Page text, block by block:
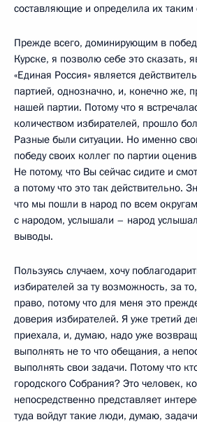
составляющие и определила их
Прежде всего, доминирующим в
Курске, я позволю себе это сказать,
«Единая Россия» является
партией, однозначно, и, конечно же,
нашей партии. Потому что я
количеством избирателей, прошло
Разные были ситуации. Но именно
победу своих коллег по партии
Не потому, что Вы сейчас сидите и
а потому что это так действительно.
что мы пошли в народ по всем
с народом, услышали – народ
выводы.
Пользуясь случаем, хочу
избирателей за ту возможность, за
право, потому что для меня это
доверия избирателей. Я уже третий
приехала, и, думаю, надо уже
выполнять не то что обещания, а
выполнять свои задачи. Потому что
городского Собрания? Это человек,
непосредственно представляет
туда войдут такие люди, думаю,